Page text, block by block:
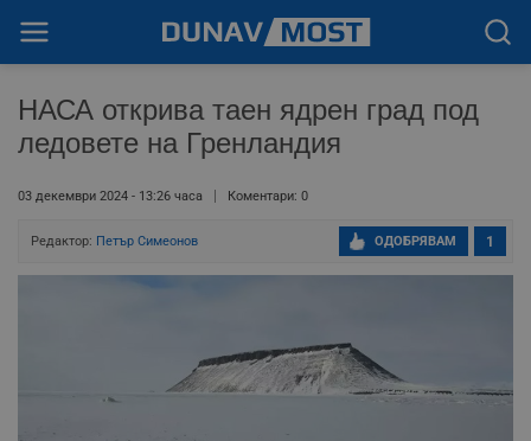
НАСА открива таен ядрен град под
ледовете на Гренландия
03 декември 2024 - 13:26 часа Коментари: 0
Редактор: Петър Симеонов 1
ОДОБРЯВАМ